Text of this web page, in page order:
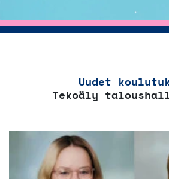
Uudet
Tekoäly